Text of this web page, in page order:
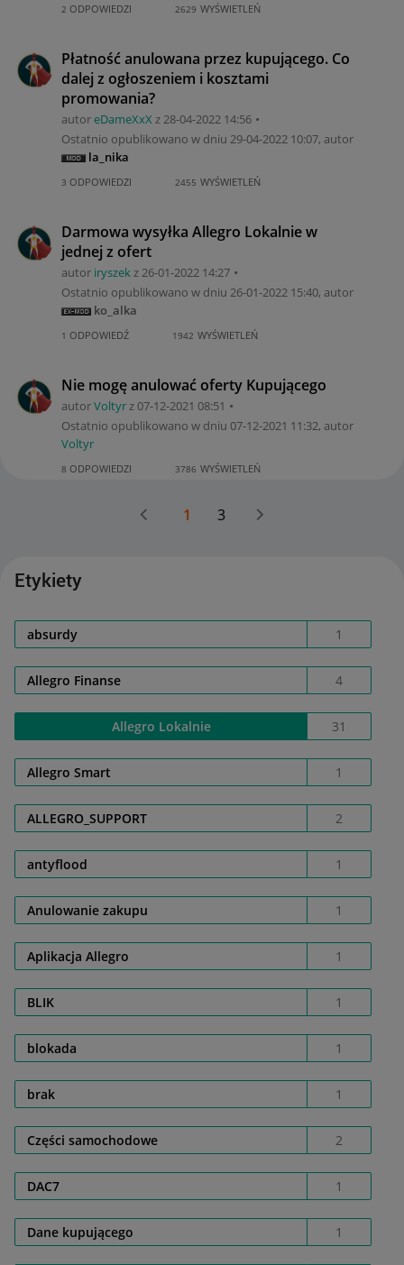
2 ODPOWIEDZI 2629 WYŚWIETLEŃ
Płatność anulowana przez kupującego. Co
dalej z ogłoszeniem i kosztami
promowania?
autoreDameXxX z‎28-04-2022 14:56
Ostatnio opublikowano w dniu ‎29-04-2022 10:07, autor
la_nika
3 ODPOWIEDZI 2455 WYŚWIETLEŃ
Darmowa wysyłka Allegro Lokalnie w
jednej z ofert
autor iryszekz‎26-01-2022 14:27
Ostatnio opublikowano w dniu ‎26-01-2022 15:40, autor
ko_alka
1 ODPOWIEDŹ 1942 WYŚWIETLEŃ
Nie mogę anulować oferty Kupującego
autorVoltyrz‎07-12-2021 08:51
Ostatnio opublikowano w dniu ‎07-12-2021 11:32, autor
Voltyr
8 ODPOWIEDZI 3786 WYŚWIETLEŃ
1 3
Etykiety
absurdy 1
Allegro Finanse 4
Allegro Lokalnie 31
Allegro Smart 1
ALLEGRO_SUPPORT 2
antyflood 1
Anulowanie zakupu 1
Aplikacja Allegro 1
BLIK 1
blokada 1
brak 1
Części samochodowe 2
DAC7 1
Dane kupującego 1